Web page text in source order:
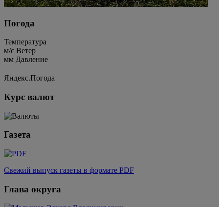
Погода
Температура
м/c Ветер
мм Давление
Яндекс.Погода
Курс валют
Газета
Свежий выпуск газеты в формате PDF
Глава округа